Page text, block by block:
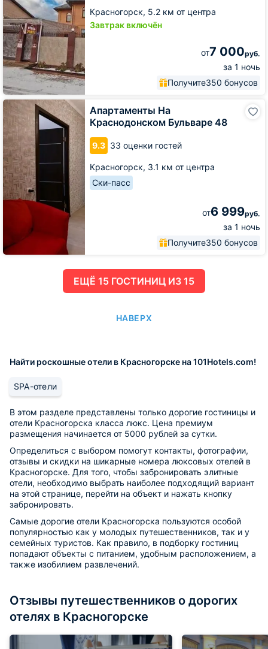
Красногорск, 5.2 км от центра
Завтрак включён
от7 000руб.
за 1 ночь
Получите350 бонусов
Апартаменты На
Краснодонском Бульваре 48
9.3 33 оценки гостей
Красногорск, 3.1 км от центра
Ски-пасс
от6 999руб.
за 1 ночь
Получите350 бонусов
Апартаменты
На
Краснодонском
Бульваре
48
ЕЩË 15 ГОСТИНИЦ ИЗ 15
НАВЕРХ
Найти роскошные отели в Красногорске на 101Hotels.com!
SPA-отели
В этом разделе представлены только дорогие гостиницы и
отели Красногорска класса люкс. Цена премиум
размещения начинается от 5000 рублей за сутки.
Определиться с выбором помогут контакты, фотографии,
отзывы и скидки на шикарные номера люксовых отелей в
Красногорске. Для того, чтобы забронировать элитные
отели, необходимо выбрать наиболее подходящий вариант
на этой странице, перейти на объект и нажать кнопку
забронировать.
Самые дорогие отели Красногорска пользуются особой
популярностью как у молодых путешественников, так и у
семейных туристов. Как правило, в подборку гостиниц
попадают объекты с питанием, удобным расположением, а
также изобилием развлечений.
Отзывы путешественников о дорогих
отелях в Красногорске